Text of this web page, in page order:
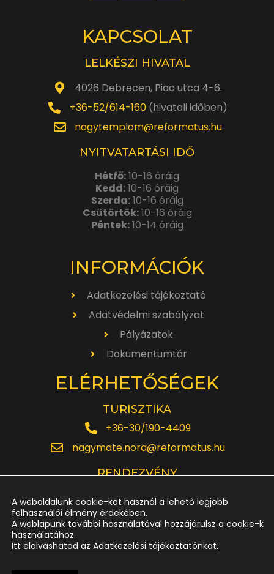
KAPCSOLAT
LELKÉSZI HIVATAL
4026 Debrecen, Piac utca 4-6.
+36-52/614-160(hivatali időben)
nagytemplom@reformatus.hu
NYITVATARTÁSI IDŐ
Hétfő:10-16 óráig
Kedd:10-16 óráig
Szerda:10-16 óráig
Csütörtök:10-16 óráig
Péntek:10-14 óráig
INFORMÁCIÓK
Adatkezelési tájékoztató
Adatvédelmi szabályzat
Pályázatok
Dokumentumtár
ELÉRHETŐSÉGEK
TURISZTIKA
+36-30/190-4409
nagymate.nora@reformatus.hu
RENDEZVÉNY
rendezveny.nagytemplom@reformatus.hu
+36-52/614-185
A weboldalunk cookie-kat használ a lehető legjobb
felhasználói élmény érdekében.
A weblapunk további használatával hozzájárulsz a cookie-k
használatához.
Itt elolvashatod az Adatkezelési tájékoztatónkat.